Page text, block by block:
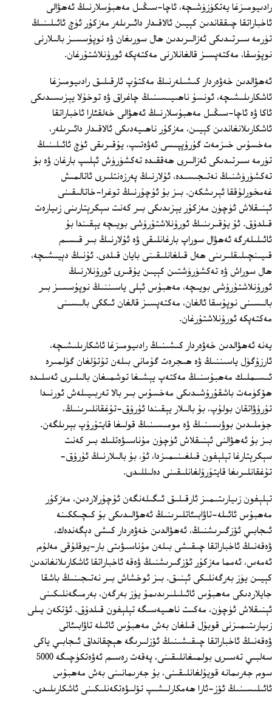
رادىيومىزغا يەتكۈزۈشىچە، ئاچا-سىڭىل مەھبۇسلارنىڭ ئەھۋالى
ئاخباراتقا چىققاندىن كېيىن ئالاقىدار دائىرىلەر مەزكۇر ئۈچ ئائىلىنىڭ
تۈرمە سىرتىدىكى ئەزالىرىدىن ھال سورىغان ۋە نوپۇسسىز بالىلارنى
نوپۇسقا، مەكتەپسىز قالغانلارنى مەكتەپكە ئورۇنلاشتۇرغان.
ئەھۋالدىن خەۋەردار كىشىلەرنىڭ مەكتۇپ ئارقىلىق رادىيومىزغا
ئاشكارىلىشىچە، ئونسۇ ناھىيىسىنىڭ چاغراق ۋە توخۇلا يېزىسىدىكى
ئاكا ۋە ئاچا-سىڭىل مەھبۇسلارنىڭ ئەھۋالى خەلقئارا ئاخباراتقا
ئاشكارىلانغاندىن كېيىن، مەزكۇر ناھىيەدىكى ئالاقىدار دائىرىلەر،
مەخسۇس خىزمەت گۇرۇپپىسى ئەۋەتىپ، يۇقىرىقى ئۈچ ئائىلىنىڭ
تۈرمە سىرتىدىكى ئەزالىرى ھەققىدە تەكشۈرۈش ئېلىپ بارغان ۋە بۇ
تەكشۈرۈشنىڭ نەتىجىسىدە، ئۇلارنىڭ پەرزەنتلىرى ئاتالمىش
غەمخورلۇققا ئېرىشكەن. بىز بۇ ئۇچۇرنىڭ توغرا-خاتالىقىنى
ئېنىقلاش ئۈچۈن مەزكۇر يېزىدىكى بىر كەنت سېكرېتارىنى زىيارەت
قىلدۇق. ئۇ يۇقىرىنىڭ ئورۇنلاشتۇرۇشى بويىچە يېقىندا بۇ
ئائىلىلەرگە ئەھۋال سوراپ بارغانلىقى ۋە ئۇلارنىڭ بىر قىسىم
قىيىنچىلىقلىرىنى ھەل قىلغانلىقىنى بايان قىلدى. ئۇنىڭ دېيىشىچە،
ھال سوراش ۋە تەكشۈرۈشتىن كېيىن يۇقىرى ئورۇنلارنىڭ
ئورۇنلاشتۇرۇشى بويىچە، مەھبۇس ئېلى ياسىننىڭ نوپۇسسىز بىر
بالىسىنى نوپۇسقا ئالغان، مەكتەپسىز قالغان ئىككى بالىسىنى
مەكتەپكە ئورۇنلاشتۇرغان.
يەنە ئەھۋالدىن خەۋەردار كىشىنىڭ رادىيومىزغا ئاشكارىلىشىچە،
ئارزۇگۈل ياسىننىڭ ۋە ھىجرەت گۇمانى بىلەن تۇتۇلغان گۈلمىرە
ئىسىملىك مەھبۇسنىڭ مەكتەپ يېشىغا توشمىغان بالىلىرى ئەسلىدە
ھۆكۈمەت باشقۇرۇشىدىكى مەخسۇس بىر بالا تەربىيىلەش ئورنىدا
تۇرۇۋاتقان بولۇپ، بۇ بالىلار يېقىندا ئۇرۇق-تۇغقانلىرىنىڭ،
جۈملىدىن بوۋىسىنىڭ ۋە مومىسىنىڭ قولىغا قايتۇرۇپ بېرىلگەن.
بىز بۇ ئەھۋالنى ئېنىقلاش ئۈچۈن مۇناسىۋەتلىك بىر كەنت
سېكرېتارغا تېلېفون قىلغىنىمىزدا، ئۇ، بۇ بالىلارنىڭ ئۇرۇق-
تۇغقانلىرىغا قايتۇرۇلغانلىقىنى دەلىللىدى.
تېلېفون زىيارىتىمىز ئارقىلىق ئىگىلەنگەن ئۇچۇرلاردىن، مەزكۇر
مەھبۇس ئائىلە-تاۋابىئاتلىرىنىڭ ئەھۋالىدىكى بۇ كىچىككىنە
ئىجابىي ئۆزگىرىشنىڭ، ئەھۋالدىن خەۋەردار كىشى دېگەندەك،
ۋەقەنىڭ ئاخباراتقا چىقىشى بىلەن مۇناسىۋىتى بار-يوقلۇقى مەلۇم
ئەمەس، ئەمما مەزكۇر ئۆزگىرىشنىڭ ۋەقە ئاخباراتقا ئاشكارىلانغاندىن
كېيىن يۈز بەرگەنلىكى ئېنىق. بىز ئوخشاش بىر نەتىجىنىڭ باشقا
جايلاردىكى مەھبۇس ئائىلىلىرىدىمۇ يۈز بەرگەن، بەرمىگەنلىكىنى
ئېنىقلاش ئۈچۈن، مەكىت ناھىيەسىگە تېلېفون قىلدۇق. ئۆتكەن يىلى
زىيارىتىمىزنى قوبۇل قىلغان بەش مەھبۇس ئائىلە تاۋابىئاتى
ۋەقەنىڭ ئاخباراتقا چىقىشىنىڭ ئۆزلىرىگە ھېچقانداق ئىجابىي ياكى
سەلبىي تەسىرى بولمىغانلىقىنى، پەقەت رەسىم ئەۋەتكۈچىگە 5000
سوم جەرىمانە قويۇلغانلىقىنى، بۇ جەرىمانىنى بەش مەھبۇس
ئائىلىسىنىڭ ئۆز-ئارا ھەمكارلىشىپ تۆلىۋەتكەنلىكىنى ئاشكارىلىدى.